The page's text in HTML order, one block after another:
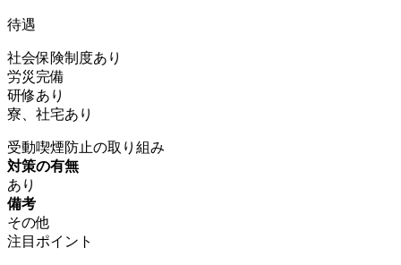
待遇
社会保険制度あり
労災完備
研修あり
寮、社宅あり
受動喫煙防止の取り組み
対策の有無
あり
備考
その他
注目ポイント